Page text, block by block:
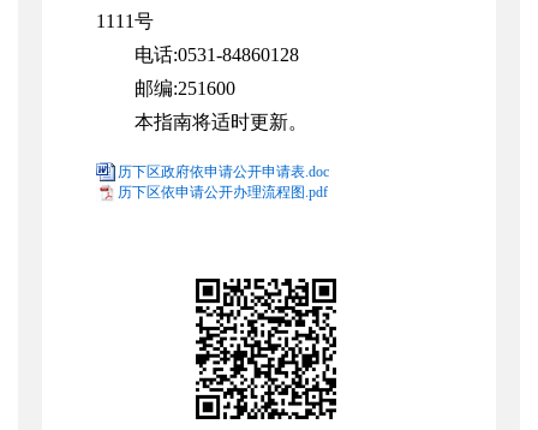
1111号
电话:0531-84860128
邮编:251600
本指南将适时更新。
历下区政府依申请公开申请表.doc
历下区依申请公开办理流程图.pdf